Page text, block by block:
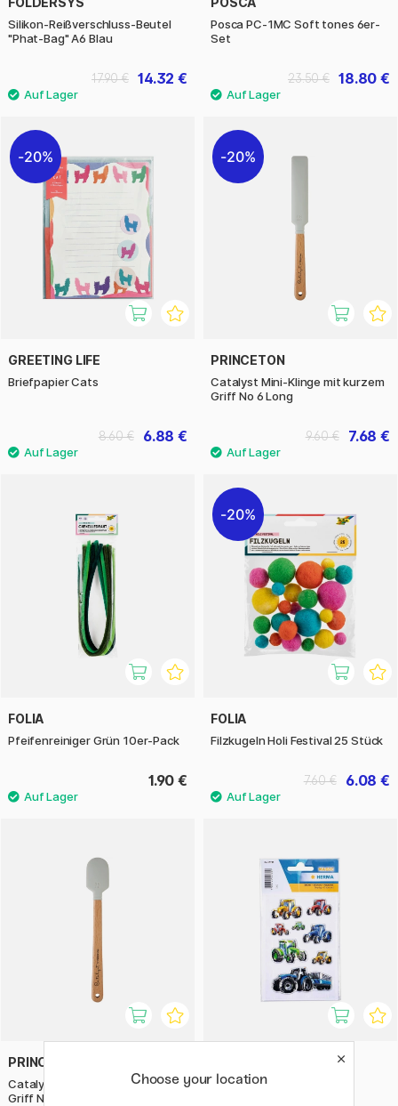
Silikon-Reißverschluss-Beutel
"Phat-Bag" A6 Blau
14.32 €
17.90 €
Posca PC-1MC Soft tones 6er-
Set
18.80 €
23.50 €
20%
GREETING LIFE
Briefpapier Cats
6.88 €
8.60 €
20%
PRINCETON
Catalyst Mini-Klinge mit kurzem
Griff No 6 Long
7.68 €
9.60 €
FOLIA
Pfeifenreiniger Grün 10er-Pack
1.90 €
20%
FOLIA
Filzkugeln Holi Festival 25 Stück
6.08 €
7.60 €
PRINCETON
Catalyst Mini-Klinge mit kurzem
Griff No 5 Round
Stickers Traktoren 1 Blatt
Choose your location